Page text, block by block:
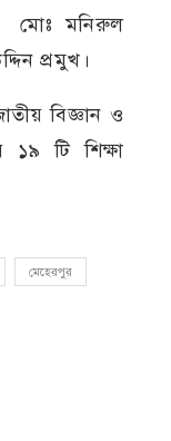
মোঃ মনিরুল
প্রমুখ।
বিজ্ঞান ও
১৯ টি শিক্ষা
মেহেরপুর